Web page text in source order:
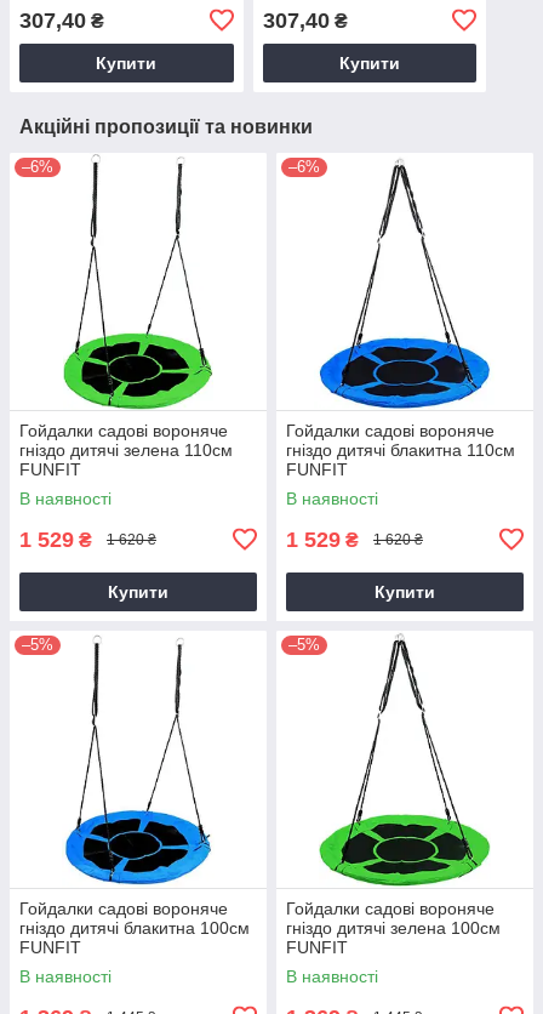
307,40 ₴
Купити
307,40₴
Купити
Акційні пропозиції та новинки
–6%
Гойдалки садові вороняче
гніздо дитячі зелена 110см
FUNFIT
В наявності
1 529 ₴ 1 620 ₴
Купити
–6%
Гойдалки садові вороняче
гніздо дитячі блакитна 110см
FUNFIT
В наявності
1 529 ₴ 1 620 ₴
Купити
–5%
Гойдалки садові вороняче
гніздо дитячі блакитна 100см
FUNFIT
В наявності
–5%
Гойдалки садові вороняче
гніздо дитячі зелена 100см
FUNFIT
В наявності